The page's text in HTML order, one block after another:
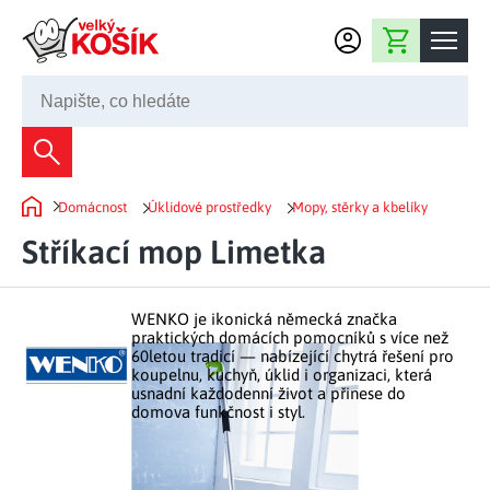
Nákupní košík
245 008 200
Dekorace
Bytové dekorace
Zahradní dekorace
Světelné dekorace
Fontány a kašny
Velikonoční dekorace
Dekorace na hrob
Domácí elektro
Předsíň a chodba
Koupelna a záchod
Kuchyňské pomůcky
Prostírání a stolování
Příprava nápojů
Grilování a smažení
Koupelnový nábytek
Nábytek do předsíně
Nábytek do ložnice
Zahrada
Zahradní nábytek
Domácnost Úklidové prostředky Mopy, stěrky a kbelíky
Stříkací mop Limetka
WENKO je ikonická německá značka
praktických domácích pomocníků s více než
60letou tradicí — nabízející chytrá řešení pro
koupelnu, kuchyň, úklid i organizaci, která
usnadní každodenní život a přinese do
domova funkčnost i styl.